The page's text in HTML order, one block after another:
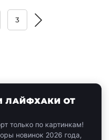
3
ЛАЙФХАКИ ОТ
только по картинкам!
новинок 2026 года,